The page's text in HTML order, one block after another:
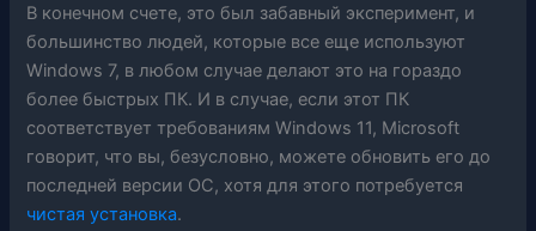
В конечном счете, это был забавный эксперимент, и
большинство людей, которые все еще используют
Windows 7, в любом случае делают это на гораздо
более быстрых ПК. И в случае, если этот ПК
соответствует требованиям Windows 11, Microsoft
говорит, что вы, безусловно, можете обновить его до
последней версии ОС, хотя для этого потребуется
чистая установка.